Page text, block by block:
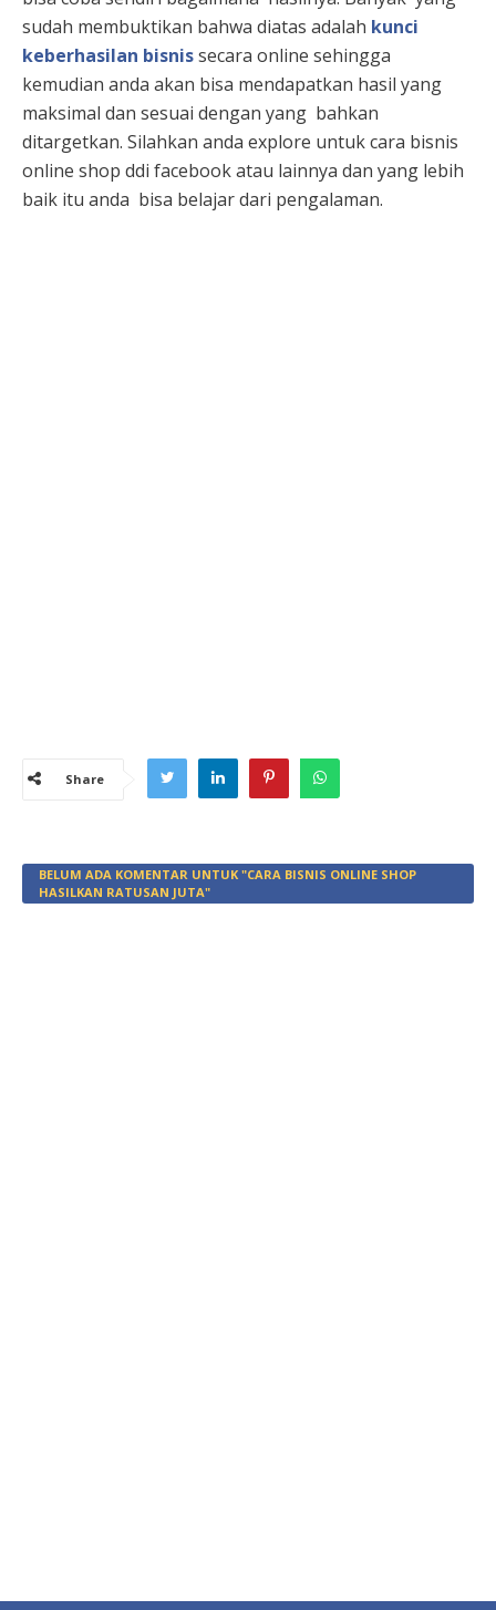
sudah membuktikan bahwa diatas adalah kunci
keberhasilan bisnissecara online sehingga
kemudian anda akan bisa mendapatkan hasil yang
maksimal dan sesuai dengan yang bahkan
ditargetkan. Silahkan anda explore untukcara bisnis
online shop ddi facebook atau lainnya dan yang lebih
baik itu anda bisa belajar dari pengalaman.
Share
BELUM ADA KOMENTAR UNTUK "CARA BISNIS ONLINE SHOP
HASILKAN RATUSAN JUTA"